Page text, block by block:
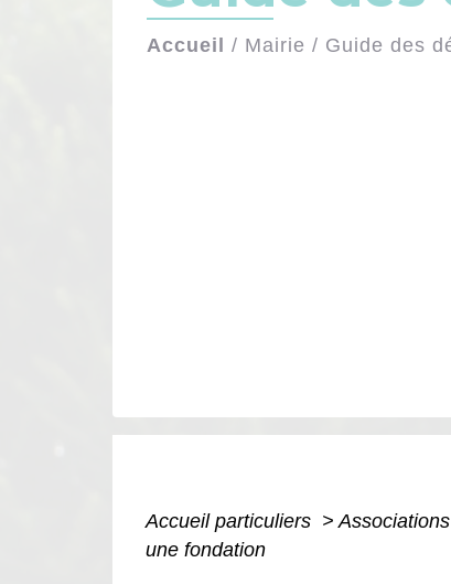
Accueil / Mairie / Guide des
Accueil particuliers > Associations
une fondation